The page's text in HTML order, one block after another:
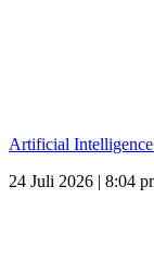
Artificial
24 Juli 2026 | 8:04